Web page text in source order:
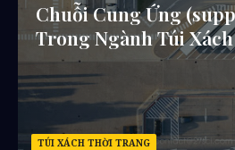
TÚI XÁCH THỜI TRANG
Chuỗi Cung Ứng
Trong Ngành Túi